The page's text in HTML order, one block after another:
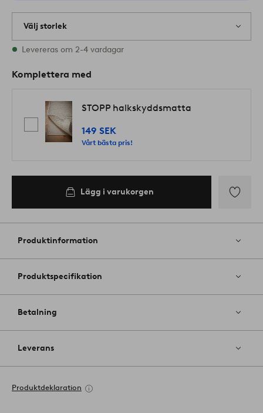
Välj storlek
Alla storlekar finns i lager
Levereras om 2-4 vardagar
Komplettera med
STOPP halkskyddsmatta
149 SEK
Vårt bästa pris!
Lägg i varukorgen
till
favoriter
Produktinformation
Produktspecifikation
Betalning
Leverans
Produktdeklaration